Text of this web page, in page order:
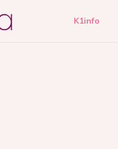
K1info